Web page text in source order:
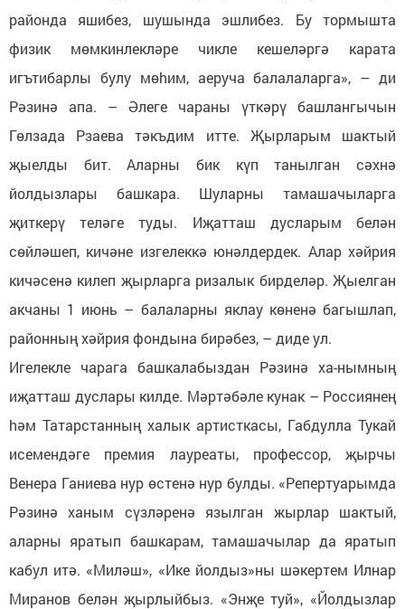
районда яшибез, шушында эшлибез. Бу тормышта
физик мөмкинлекләре чикле кешеләргә карата
игътибарлы булу мөhим, аеруча балалаларга», – ди
Рәзинә апа. – Әлеге чараны үткәрү башлангычын
Гөлзада Рзаева тәкъдим итте. Җырларым шактый
җыелды бит. Аларны бик күп танылган сәхнә
йолдызлары башкара. Шуларны тамашачыларга
җиткерү теләге туды. Иҗатташ дусларым белән
сөйләшеп, кичәне изгелеккә юнәлдердек. Алар хәйрия
кичәсенә килеп җырларга ризалык бирделәр. Җыелган
акчаны 1 июнь – балаларны яклау көненә багышлап,
районның хәйрия фондына бирәбез, – диде ул.
Игелекле чарага башкалабыздан Рәзинә ха-нымның
иҗатташ дуслары килде. Мәртәбәле кунак – Россиянең
hәм Татарстанның халык артисткасы, Габдулла Тукай
исемендәге премия лауреаты, профессор, җырчы
Венера Ганиева нур өстенә нур булды. «Репертуарымда
Рәзинә ханым сүзләренә язылган жырлар шактый,
аларны яратып башкарам, тамашачылар да яратып
кабул итә. «Миләш», «Ике йолдыз»ны шәкертем Илнар
Миранов белән җырлыйбыз. «Энҗе туй», «Йолдызлар